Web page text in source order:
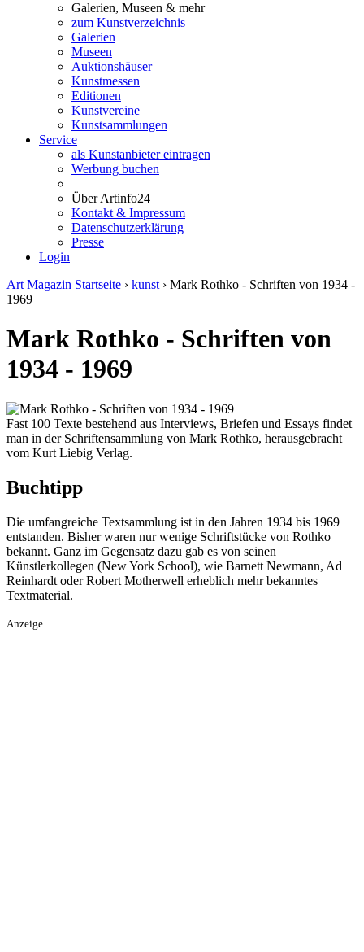
Galerien, Museen & mehr
zum Kunstverzeichnis
Galerien
Museen
Auktionshäuser
Kunstmessen
Editionen
Kunstvereine
Kunstsammlungen
Service
als Kunstanbieter eintragen
Werbung buchen
Über Artinfo24
Kontakt & Impressum
Datenschutzerklärung
Presse
Login
Art Magazin Startseite › kunst › Mark Rothko - Schriften von 1934 -
1969
Mark Rothko - Schriften von
1934 - 1969
Fast 100 Texte bestehend aus Interviews, Briefen und Essays findet
man in der Schriftensammlung von Mark Rothko, herausgebracht
vom Kurt Liebig Verlag.
Buchtipp
Die umfangreiche Textsammlung ist in den Jahren 1934 bis 1969
entstanden. Bisher waren nur wenige Schriftstücke von Rothko
bekannt. Ganz im Gegensatz dazu gab es von seinen
Künstlerkollegen (New York School), wie Barnett Newmann, Ad
Reinhardt oder Robert Motherwell erheblich mehr bekanntes
Textmaterial.
Anzeige